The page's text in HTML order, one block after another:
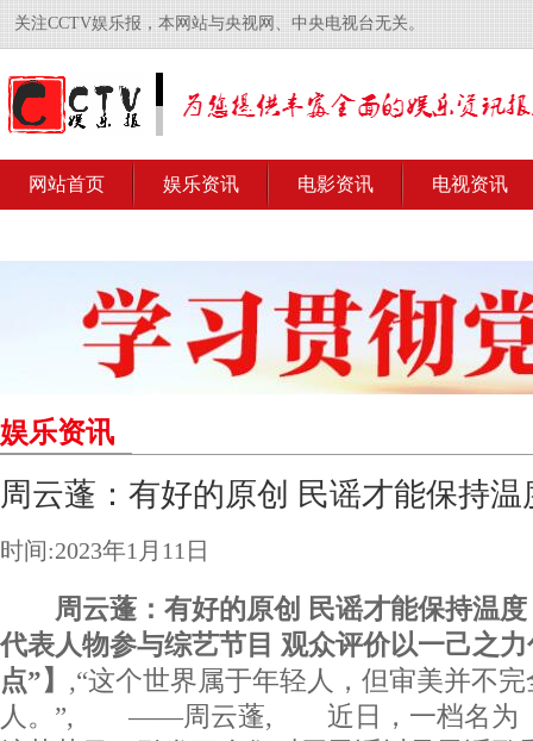
关注CCTV娱乐报，本网站与央视网、中央电视台无关。
网站首页 娱乐资讯 电影资讯 电视资讯
娱乐资讯
周云蓬：有好的原创 民谣才能保持温
时间:2023年1月11日
周云蓬：有好的原创 民谣才能保持温度
代表人物参与综艺节目 观众评价以一己之
点”】 ,“这个世界属于年轻人，但审美并不
人。”, ——周云蓬, 近日，一档名为《